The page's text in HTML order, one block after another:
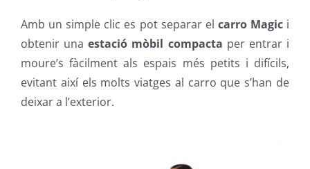
Amb un simple clic es pot separar el carro Magici
obtenir unaestació mòbil compacta per entrar i
moure’s fàcilment als espais més petits i difícils,
evitant així els molts viatges al carro que s’han de
deixar a l’exterior.